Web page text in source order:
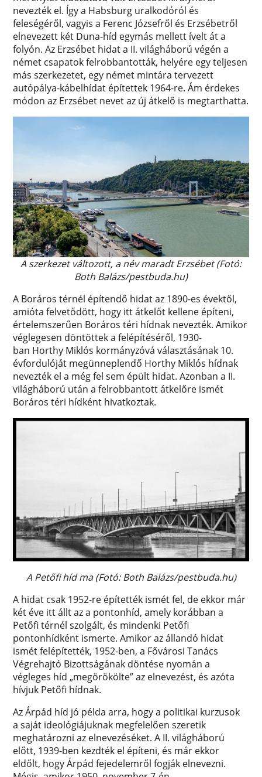
nevezték el. Így a Habsburg uralkodóról és
feleségéről, vagyis a Ferenc Józsefről és Erzsébetről
elnevezett két Duna-híd egymás mellett ívelt át a
folyón. Az Erzsébet hidat a II. világháború végén a
német csapatok felrobbantották, helyére egy teljesen
más szerkezetet, egy német mintára tervezett
autópálya-kábelhídat építettek 1964-re. Ám érdekes
módon az Erzsébet nevet az új átkelő is megtarthatta.
A szerkezet változott, a név maradt Erzsébet (Fotó:
Both Balázs/pestbuda.hu)
A Boráros térnél építendő hidat az 1890-es évektől,
amióta felvetődött, hogy itt átkelőt kellene építeni,
értelemszerűen Boráros téri hídnak nevezték. Amikor
véglegesen döntöttek a felépítéséről, 1930-
ban Horthy Miklós kormányzóvá választásának 10.
évfordulóját megünneplendő Horthy Miklós hídnak
nevezték el a még fel sem épült hidat. Azonban a II.
világháború után a felrobbantott átkelőre ismét
Boráros téri hídként hivatkoztak.
A Petőfi híd ma (Fotó: Both Balázs/pestbuda.hu)
A hidat csak 1952-re építették ismét fel, de ekkor már
két éve itt állt az a pontonhíd, amely korábban a
Petőfi térnél szolgált, és mindenki Petőfi
pontonhídként ismerte. Amikor az állandó hidat
ismét felépítették, 1952-ben, a Fővárosi Tanács
Végrehajtó Bizottságának döntése nyomán a
végleges híd „megörökölte” az elnevezést, és azóta
hívjuk Petőfi hídnak.
Az Árpád híd jó példa arra, hogy a politikai kurzusok
a saját ideológiájuknak megfelelően szeretik
meghatározni az elnevezéséket. A II. világháború
előtt, 1939-ben kezdték el építeni, és már ekkor
eldőlt, hogy Árpád fejedelemről fogják elnevezni.